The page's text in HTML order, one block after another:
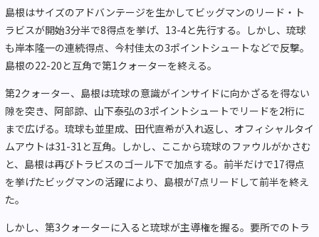
島根はサイズのアドバンテージを生かしてビッグマンのリード・ト
ラビスが開始3分半で8得点を挙げ、13-4と先行する。しかし、琉球
も岸本隆一の連続得点、今村佳太の3ポイントシュートなどで反撃。
島根の22-20と互角で第1クォーターを終える。
第2クォーター、島根は琉球の意識がインサイドに向かざるを得ない
隙を突き、阿部諒、山下泰弘の3ポイントシュートでリードを2桁に
まで広げる。琉球も並里成、田代直希が入れ返し、オフィシャルタイ
ムアウトは31-31と互角。しかし、ここから琉球のファウルがかさむ
と、島根は再びトラビスのゴール下で加点する。前半だけで17得点
を挙げたビッグマンの活躍により、島根が7点リードして前半を終え
た。
しかし、第3クォーターに入ると琉球が主導権を握る。要所でのトラ